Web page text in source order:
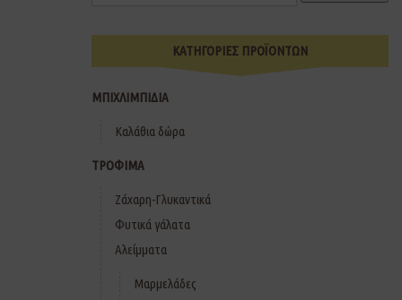
ΚΑΤΗΓΟΡΙΕΣ ΠΡΟΪΟΝΤΩΝ
ΜΠΙΧΛΙΜΠΙΔΙΑ
Καλάθια δώρα
ΤΡΟΦΙΜΑ
Ζάχαρη-Γλυκαντικά
Φυτικά γάλατα
Αλείμματα
Μαρμελάδες